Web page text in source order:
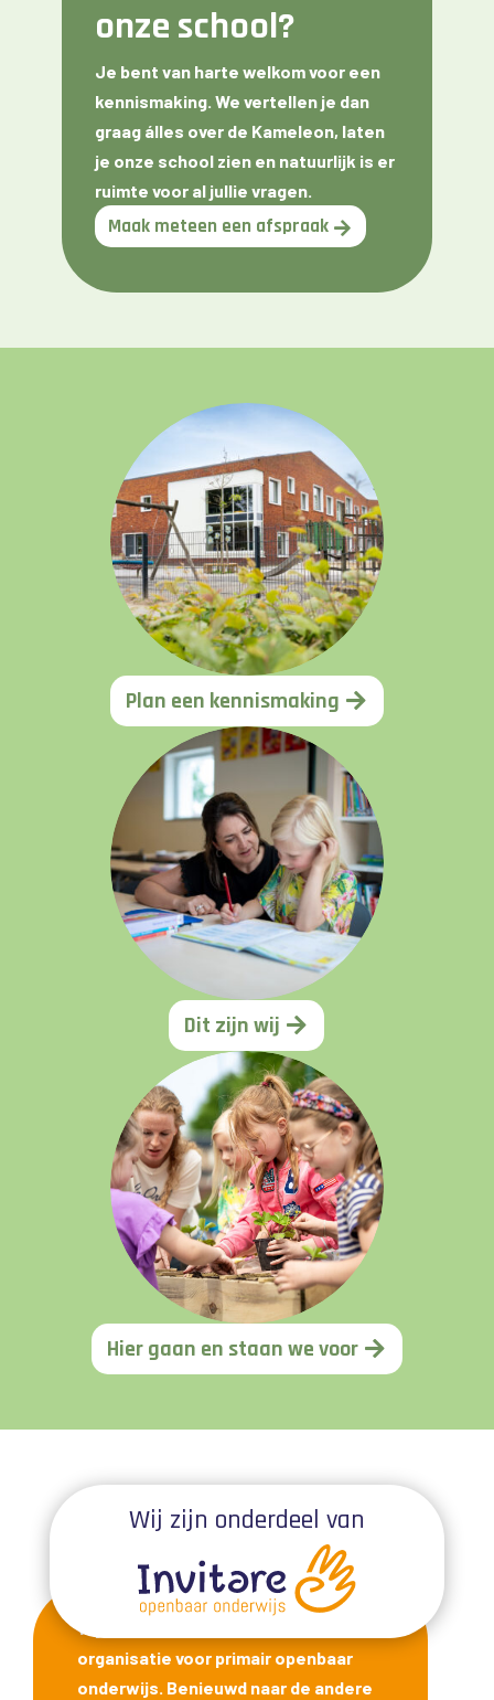
onze school?
Je bent van harte welkom voor een
kennismaking. We vertellen je dan
graag álles over de Kameleon, laten
je onze school zien en natuurlijk is er
ruimte voor al jullie vragen.
Maak meteen een afspraak
Plan een kennismaking
Dit zijn wij
Hier gaan en staan we voor
Wij zijn onderdeel van
Wij maken onderdeel uit van Invitare,
organisatie voor primair openbaar
onderwijs. Benieuwd naar de andere